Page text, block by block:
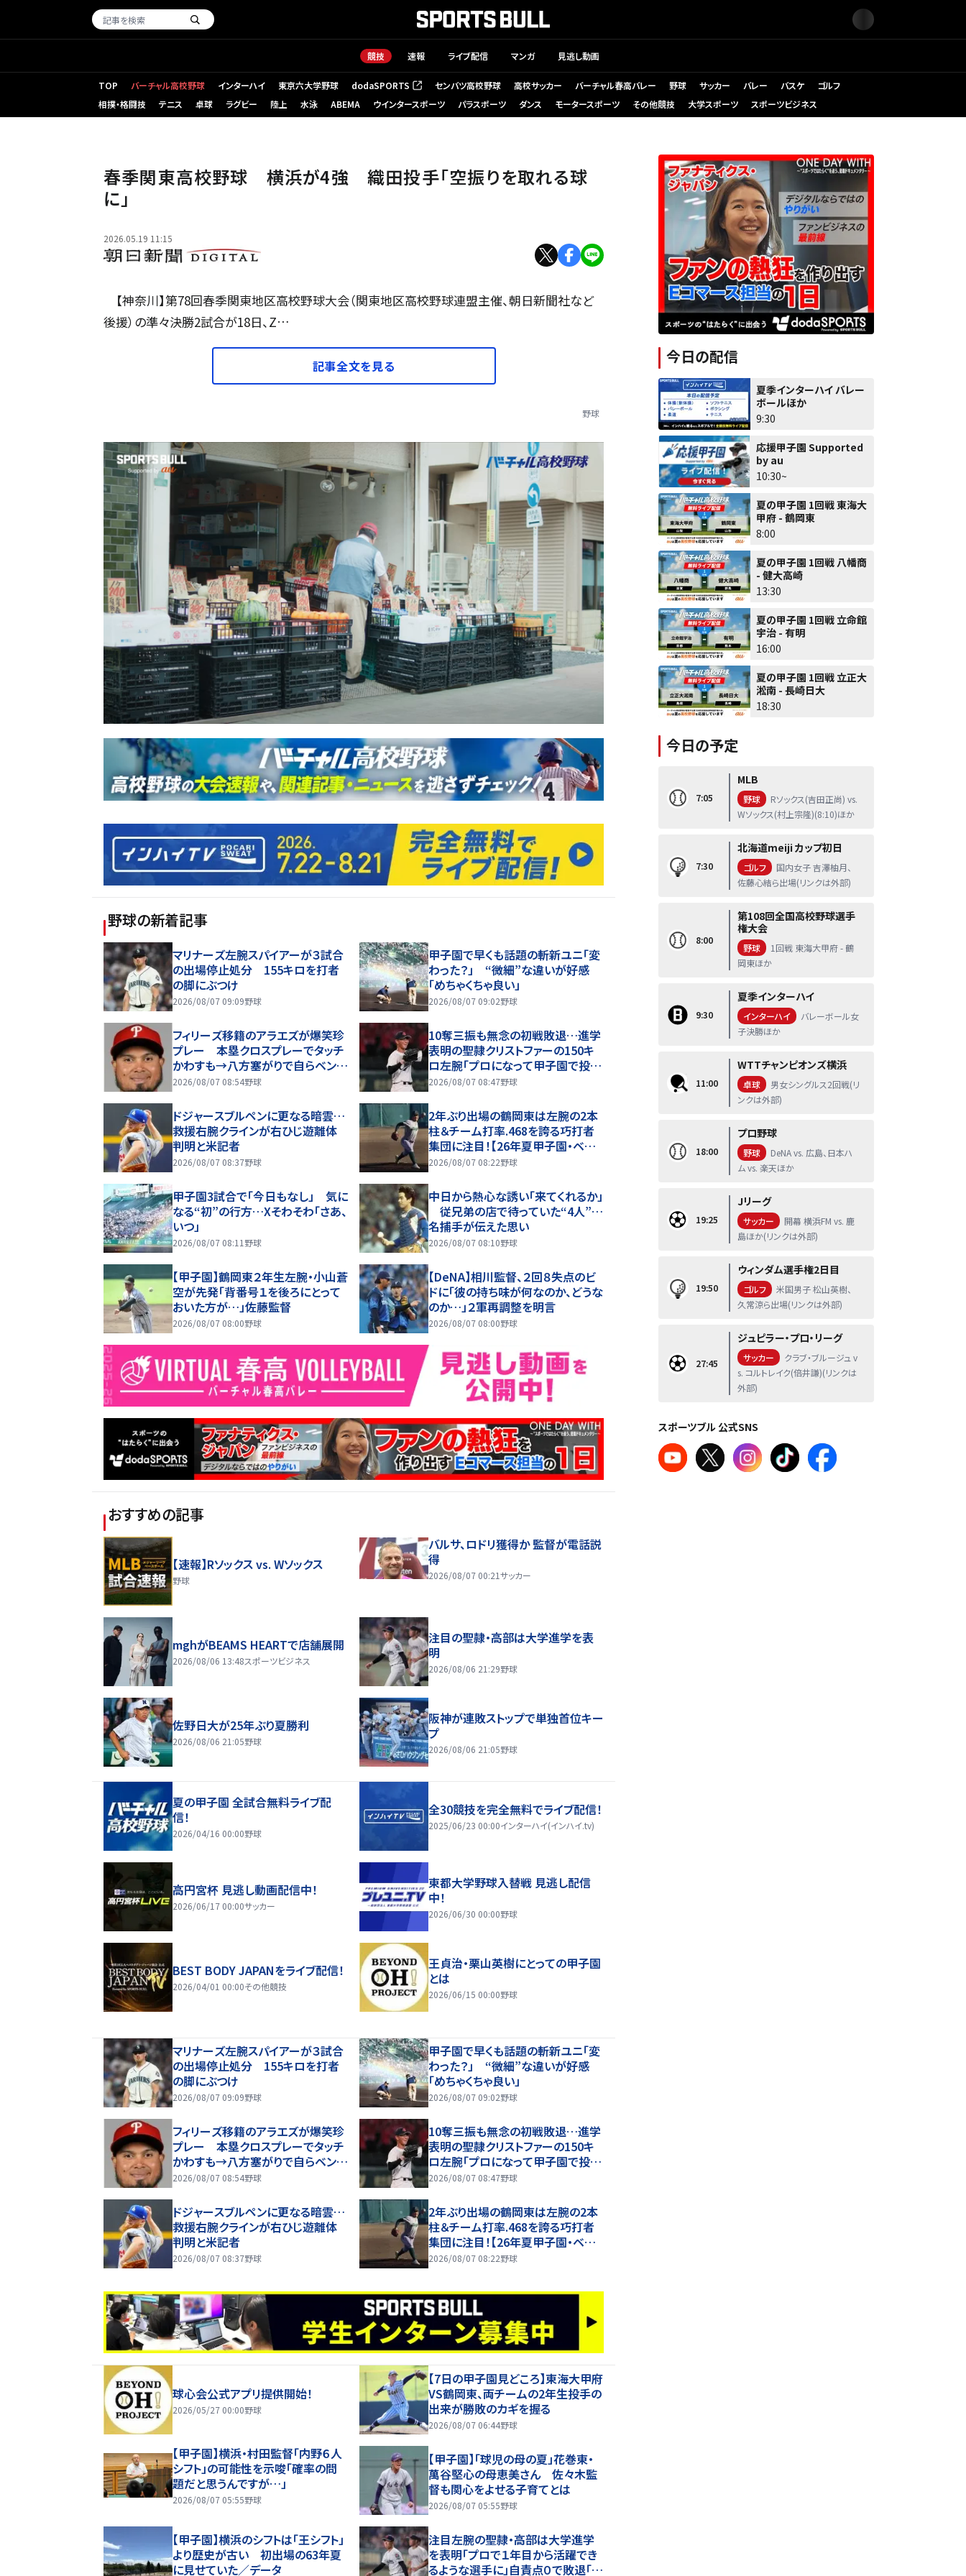
競技 速報 ライブ配信 マンガ 見逃し動画
TOP バーチャル高校野球 インターハイ 東京六大学野球 dodaSPORTS
（新しいタブで開く） センバツ高校野球 高校サッカー バーチャル春高バレー 野球 サッカー バレー バスケ
ゴルフ
相撲・格闘技
テニス 卓球 ラグビー 陸上 水泳 ABEMA ウインタースポーツ パラスポーツ ダンス モータースポーツ その他競技 大学スポーツ
スポーツビジネス
春季関東高校野球 横浜が4強 織田投手「空振りを取れる球
に」
2026.05.19 11:15
【神奈川】第78回春季関東地区高校野球大会（関東地区高校野球連盟主催、朝日新聞社など
後援）の準々決勝2試合が18日、Z…
記事全文を見る
野球
野球の新着記事
マリナーズ左腕スパイアーが３試合
の出場停止処分 155キロを打者
の脚にぶつけ
2026/08/07 09:09野球
甲子園で早くも話題の斬新ユニ「変
わった？」 “微細”な違いが好感
「めちゃくちゃ良い」
2026/08/07 09:02野球
フィリーズ移籍のアラエズが爆笑珍
プレー 本塁クロスプレーでタッチ
かわすも→八方塞がりで自らベンチ
に退散 あっけにとられる球審「め
2026/08/07 08:54野球
10奪三振も無念の初戦敗退…進学
表明の聖隷クリストファーの150キ
ロ左腕「プロになって甲子園で投げ
たい」
2026/08/07 08:47野球
ドジャースブルペンに更なる暗雲…
救援右腕クラインが右ひじ遊離体
判明と米記者
2026/08/07 08:37野球
2年ぶり出場の鶴岡東は左腕の2本
柱＆チーム打率.468を誇る巧打者
集団に注目！【26年夏甲子園・ベン
チ入り選手】
2026/08/07 08:22野球
甲子園3試合で「今日もなし」 気に
なる“初”の行方…Xそわそわ「さあ、
いつ」
2026/08/07 08:11 野球
中日から熱心な誘い「来てくれるか」
従兄弟の店で待っていた“4人”…
名捕手が伝えた思い
2026/08/07 08:10野球
【甲子園】鶴岡東２年生左腕・小山蒼
空が先発「背番号１を後ろにとって
おいた方が…」佐藤監督
2026/08/07 08:00野球
【DeNA】相川監督、２回８失点のビ
ドに「彼の持ち味が何なのか、どうな
のか…」２軍再調整を明言
2026/08/07 08:00野球
おすすめの記事
【速報】Rソックス vs. Wソックス
野球
バルサ、ロドリ獲得か 監督が電話説
得
2026/08/07 00:21サッカー
mghがBEAMS HEARTで店舗展開
2026/08/06 13:48スポーツビジネス
注目の聖隷・高部は大学進学を表
明
2026/08/06 21:29野球
佐野日大が25年ぶり夏勝利
2026/08/06 21:05野球
阪神が連敗ストップで単独首位キー
プ
2026/08/06 21:05野球
夏の甲子園 全試合無料ライブ配
信！
2026/04/16 00:00野球
全30競技を完全無料でライブ配信！
2025/06/23 00:00インターハイ(インハイ.tv)
高円宮杯 見逃し動画配信中！
2026/06/17 00:00サッカー
東都大学野球入替戦 見逃し配信
中！
2026/06/30 00:00野球
BEST BODY JAPANをライブ配信！
2026/04/01 00:00その他競技
王貞治・栗山英樹にとっての甲子園
とは
2026/06/15 00:00野球
マリナーズ左腕スパイアーが３試合
の出場停止処分 155キロを打者
の脚にぶつけ
2026/08/07 09:09野球
甲子園で早くも話題の斬新ユニ「変
わった？」 “微細”な違いが好感
「めちゃくちゃ良い」
2026/08/07 09:02野球
フィリーズ移籍のアラエズが爆笑珍
プレー 本塁クロスプレーでタッチ
かわすも→八方塞がりで自らベンチ
に退散 あっけにとられる球審「め
2026/08/07 08:54野球
10奪三振も無念の初戦敗退…進学
表明の聖隷クリストファーの150キ
ロ左腕「プロになって甲子園で投げ
たい」
2026/08/07 08:47野球
ドジャースブルペンに更なる暗雲…
救援右腕クラインが右ひじ遊離体
判明と米記者
2026/08/07 08:37野球
2年ぶり出場の鶴岡東は左腕の2本
柱＆チーム打率.468を誇る巧打者
集団に注目！【26年夏甲子園・ベン
チ入り選手】
2026/08/07 08:22野球
球心会公式アプリ提供開始！
2026/05/27 00:00野球
【7日の甲子園見どころ】東海大甲府
VS鶴岡東、両チームの2年生投手の
出来が勝敗のカギを握る
2026/08/07 06:44野球
【甲子園】横浜・村田監督「内野６人
シフト」の可能性を示唆「確率の問
題だと思うんですが…」
2026/08/07 05:55野球
【甲子園】「球児の母の夏」花巻東・
萬谷堅心の母恵美さん 佐々木監
督も関心をよせる子育てとは
2026/08/07 05:55野球
【甲子園】横浜のシフトは「王シフト」
より歴史が古い 初出場の63年夏
に見せていた／データ
注目左腕の聖隷・高部は大学進学
を表明「プロで１年目から活躍でき
るような選手に」自責点０で敗退「思
今日の配信
夏季インターハイ バレー
ボールほか
9:30
応援甲子園 Supported
by au
10:30~
夏の甲子園 1回戦 東海大
甲府 - 鶴岡東
8:00
夏の甲子園 1回戦 八幡商
- 健大高崎
13:30
夏の甲子園 1回戦 立命館
宇治 - 有明
16:00
夏の甲子園 1回戦 立正大
淞南 - 長崎日大
18:30
今日の予定
7:05
MLB
野球
Rソックス(吉田正尚) vs.
Wソックス(村上宗隆)(8:10)ほか
7:30
北海道meiji カップ初日
ゴルフ
国内女子 吉澤柚月、
佐藤心結ら出場(リンクは外部)
8:00
第108回全国高校野球選手
権大会
野球
1回戦 東海大甲府 - 鶴
岡東ほか
9:30
夏季インターハイ
インターハイ
バレーボール女
子決勝ほか
11:00
WTTチャンピオンズ横浜
卓球
男女シングルス2回戦(リ
ンクは外部)
18:00
プロ野球
野球
DeNA vs. 広島、日本ハ
ム vs. 楽天ほか
19:25
Jリーグ
サッカー
開幕 横浜FM vs. 鹿
島ほか(リンクは外部)
19:50
ウィンダム選手権2日目
ゴルフ
米国男子 松山英樹、
久常涼ら出場(リンクは外部)
27:45
ジュピラー・プロ・リーグ
サッカー
クラブ・ブルージュ v
s. コルトレイク(倍井謙)(リンクは
外部)
スポーツブル 公式SNS